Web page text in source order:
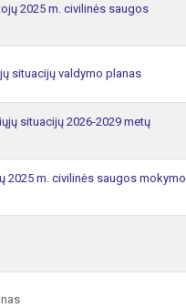
2025 m. civilinės saugos
situacijų valdymo planas
situacijų 2026-2029 metų
m. civilinės saugos mokymo